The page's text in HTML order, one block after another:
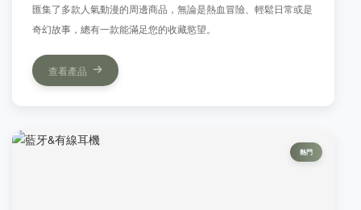
匯集了多款人氣動漫的周邊商品，無論是熱血冒險、輕鬆日常或是
奇幻故事，總有一款能滿足您的收藏慾望。
查看產品
熱門